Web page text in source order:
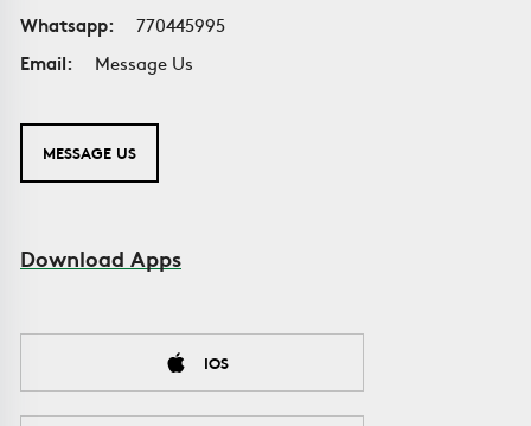
Whatsapp:
770445995
Email:
Message Us
MESSAGE US
Download Apps
IOS